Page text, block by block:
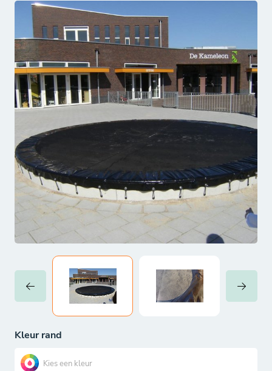
Kleur rand